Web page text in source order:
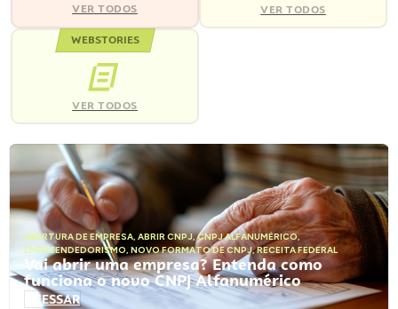
VER TODOS VER TODOS
WEBSTORIES
VER TODOS
ABERTURA DE EMPRESA, ABRIR CNPJ,CNPJ ALFANUMÉRICO,
EMPREENDEDORISMO, NOVO FORMATO DE CNPJ,RECEITA FEDERAL
Vai abrir uma empresa? Entenda como
funciona o novo CNPJ Alfanumérico
ACESSAR